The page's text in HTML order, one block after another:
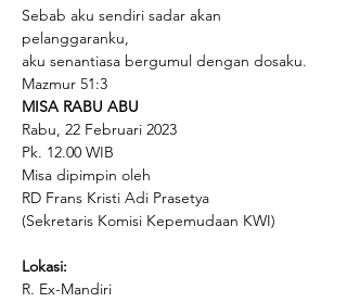
Sebab aku sendiri sadar akan
pelanggaranku,
aku senantiasa bergumul dengan dosaku.
Mazmur 51:3
MISA RABU ABU
Rabu, 22 Februari 2023
Pk. 12.00 WIB
Misa dipimpin oleh
RD Frans Kristi Adi Prasetya
(Sekretaris Komisi Kepemudaan KWI)
Lokasi:
R. Ex-Mandiri